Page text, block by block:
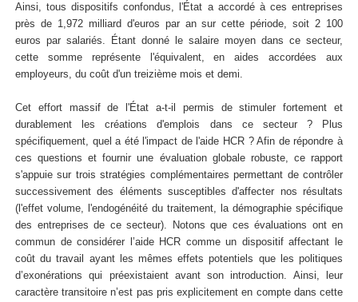
Ainsi, tous dispositifs confondus, l'État a accordé à ces entreprises
près de 1,972 milliard d'euros par an sur cette période, soit 2 100
euros par salariés. Étant donné le salaire moyen dans ce secteur,
cette somme représente l'équivalent, en aides accordées aux
employeurs, du coût d'un treizième mois et demi.
Cet effort massif de l'État a-t-il permis de stimuler fortement et
durablement les créations d'emplois dans ce secteur ? Plus
spécifiquement, quel a été l'impact de l'aide HCR ? Afin de répondre à
ces questions et fournir une évaluation globale robuste, ce rapport
s'appuie sur trois stratégies complémentaires permettant de contrôler
successivement des éléments susceptibles d'affecter nos résultats
(l'effet volume, l'endogénéité du traitement, la démographie spécifique
des entreprises de ce secteur). Notons que ces évaluations ont en
commun de considérer l’aide HCR comme un dispositif affectant le
coût du travail ayant les mêmes effets potentiels que les politiques
d’exonérations qui préexistaient avant son introduction. Ainsi, leur
caractère transitoire n’est pas pris explicitement en compte dans cette